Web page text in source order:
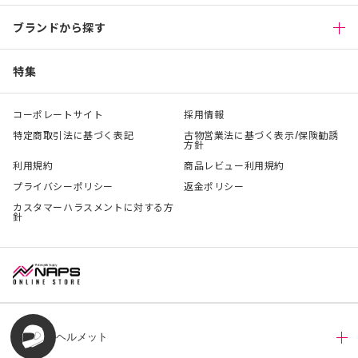
ブランドから探す
特集
コーポレートサイト
採用情報
特定商取引法に基づく表記
古物営業法に基づく表示/保険勧誘
方針
利用規約
商品レビュー利用規約
プライバシーポリシー
返金ポリシー
カスタマーハラスメントに対する方
針
ヘルメット